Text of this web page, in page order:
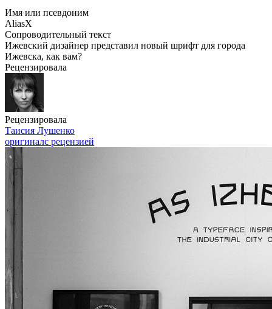
Имя или псевдоним
AliasX
Сопроводительный текст
Ижевский дизайнер представил новый шрифт для города
Ижевска, как вам?
Рецензировала
Рецензировала
Таисия Лушенко
оригиналс рецензией